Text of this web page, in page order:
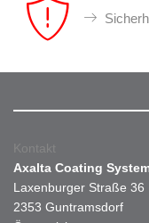
Kontakt
Axalta Coating
Laxenburger Straße 36
2353 Guntramsdorf